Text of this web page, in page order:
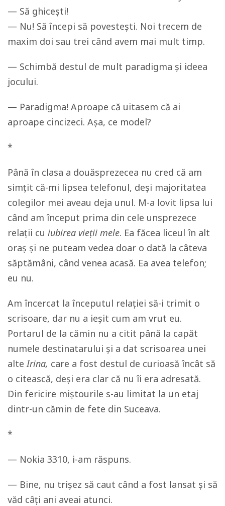
— Să ghicești!
— Nu! Să începi să povestești. Noi trecem de
maxim doi sau trei când avem mai mult timp.
— Schimbă destul de mult paradigma și ideea
jocului.
— Paradigma! Aproape că uitasem că ai
aproape cincizeci. Așa, ce model?
*
Până în clasa a douăsprezecea nu cred că am
simțit că-mi lipsea telefonul, deși majoritatea
colegilor mei aveau deja unul. M-a lovit lipsa lui
când am început prima din cele unsprezece
relații cu iubirea vieții mele. Ea făcea liceul în alt
oraș și ne puteam vedea doar o dată la câteva
săptămâni, când venea acasă. Ea avea telefon;
eu nu.
Am încercat la începutul relației să-i trimit o
scrisoare, dar nu a ieșit cum am vrut eu.
Portarul de la cămin nu a citit până la capăt
numele destinatarului și a dat scrisoarea unei
alteIrina, care a fost destul de curioasă încât să
o citească, deși era clar că nu îi era adresată.
Din fericire miștourile s-au limitat la un etaj
dintr-un cămin de fete din Suceava.
*
— Nokia 3310, i-am răspuns.
— Bine, nu trișez să caut când a fost lansat și să
văd câți ani aveai atunci.